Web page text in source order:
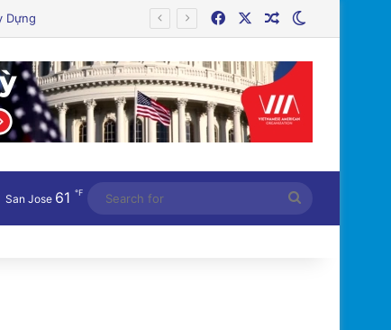
FacebookRandom Article
San Jose 61 ℉
for